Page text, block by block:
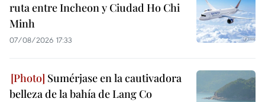
ruta entre Incheon y Ciudad Ho Chi
Minh
07/08/2026 17:33
Sumérjase en la cautivadora
belleza de la bahía de Lang Co